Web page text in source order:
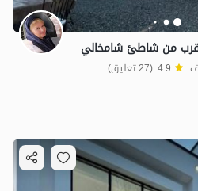
4.9 (27 تعليق)